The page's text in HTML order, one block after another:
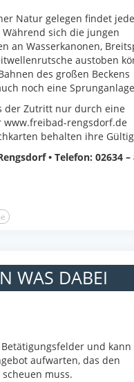
Natur gelegen findet
sich die jungen
an Wasserkanonen,
austoben
des großen Beckens
noch eine
der Zutritt nur durch eine
www.freibad-rengsdorf.de
behalten ihre
• Telefon: 02634 –
WAS DABEI
und kann
aufwarten, das den
muss.